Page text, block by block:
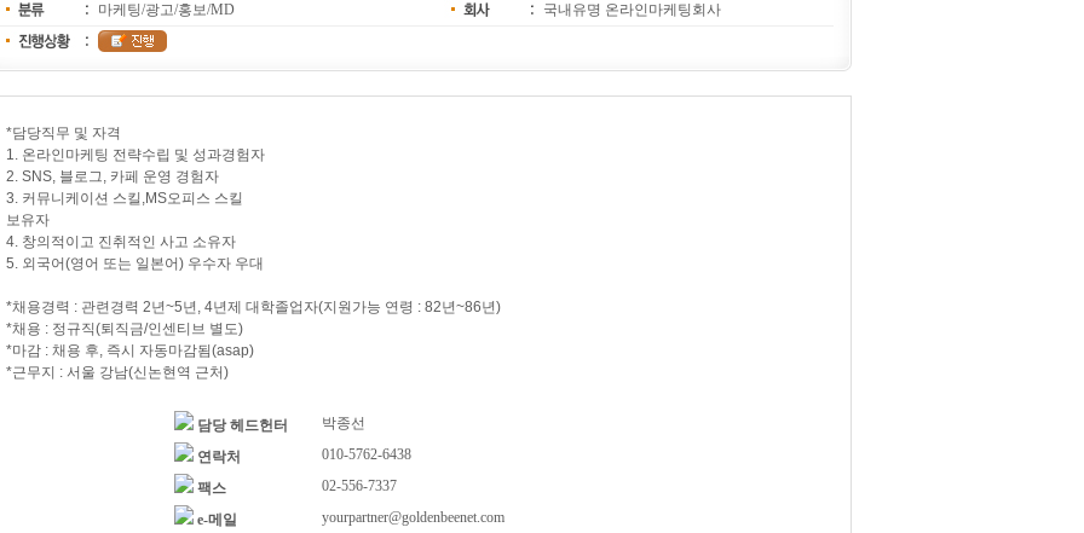
마케팅/광고/홍보/MD
국내유명 온라인마케팅회사
*담당직무 및 자격
1. 온라인마케팅 전략수립 및 성과경험자
2. SNS, 블로그, 카페 운영 경험자
3. 커뮤니케이션 스킬,MS오피스 스킬
보유자
4. 창의적이고 진취적인 사고 소유자
5. 외국어(영어 또는 일본어) 우수자 우대
*채용경력 : 관련경력 2년~5년, 4년제 대학졸업자(지원가능 연령 : 82년~86년)
*채용 : 정규직(퇴직금/인센티브 별도)
*마감 : 채용 후, 즉시 자동마감됨(asap)
*근무지 : 서울 강남(신논현역 근처)
담당 헤드헌터
박종선
연락처
010-5762-6438
팩스
02-556-7337
e-메일
yourpartner@goldenbeenet.com